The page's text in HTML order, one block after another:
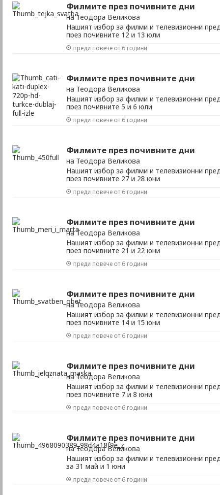
Филмите през почивните дни
на Теодора Великова
Нашият избор за филми и телевизионни
през почивните 12 и 13 юли
преди повече от 6 години
Филмите през почивните дни
на Теодора Великова
Нашият избор за филми и телевизионни
през почивните 5 и 6 юли
преди повече от 6 години
Филмите през почивните дни
на Теодора Великова
Нашият избор за филми и телевизионни
през почивните 27 и 28 юни
преди повече от 6 години
Филмите през почивните дни
на Теодора Великова
Нашият избор за филми и телевизионни
през почивните 21 и 22 юни
преди повече от 6 години
Филмите през почивните дни
на Теодора Великова
Нашият избор за филми и телевизионни
през почивните 14 и 15 юни
преди повече от 6 години
Филмите през почивните дни
на Теодора Великова
Нашият избор за филми и телевизионни
през почивните 7 и 8 юни
преди повече от 6 години
Филмите през почивните дни
на Теодора Великова
Нашият избор за филми и телевизионни
за 31 май и 1 юни
преди повече от 6 години